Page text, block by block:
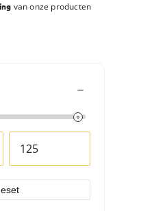
van onze producten